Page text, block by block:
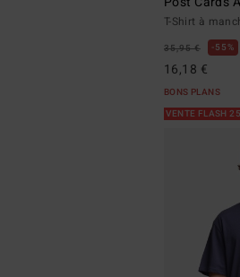
T-Shirt à
35,95 € 55%
16,18 €
BONS PLANS
VENTE FLASH